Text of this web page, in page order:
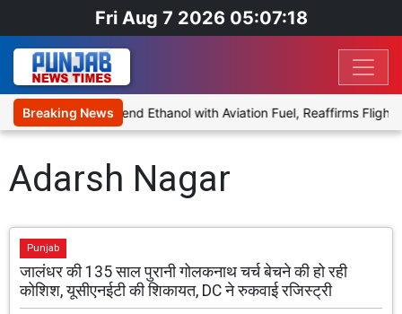
Fri Aug 7 2026 05:07:18
Breaking News
Proposal to Blend Ethanol with Aviation Fuel, Reaffirms Flight
Adarsh Nagar
Punjab
जालंधर की 135 साल पुरानी गोलकनाथ चर्च बेचने की हो रही
कोशिश, यूसीएनईटी की शिकायत, DC ने रुकवाई रजिस्ट्री